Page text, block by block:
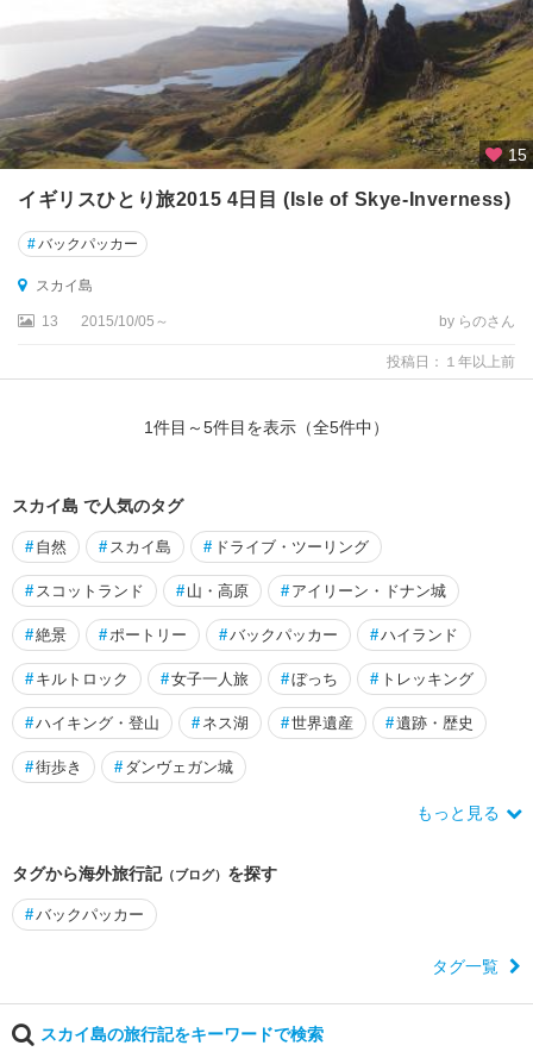
ス
イ
ー
リ
ー
ウ
ン
ー
ィ
ン
チ
ェ
ス
タ
ー
ウ
ィ
ド
ン
ル
ズ
15
イギリスひとり旅2015 4日目 (Isle of Skye-Inverness)
#バックパッカー
スカイ島
13 2015/10/05～ by らのさん
投稿日：１年以上前
1件目～5件目を表示（全5件中）
スカイ島 で人気のタグ
# 自然 # スカイ島 # ドライブ・ツーリング
# スコットランド # 山・高原 # アイリーン・ドナン城
#絶景 #ポートリー #バックパッカー #ハイランド
# キルトロック #女子一人旅 #ぼっち # トレッキング
#ハイキング・登山 # ネス湖 #世界遺産 #遺跡・歴史
#街歩き # ダンヴェガン城
もっと見る
タグから海外旅行記（ブログ） を探す
#バックパッカー
タグ一覧
スカイ島の旅行記をキーワードで検索